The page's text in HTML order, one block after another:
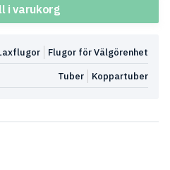
i varukorg
Flugor för Välgörenhet
Koppartuber
Tuber